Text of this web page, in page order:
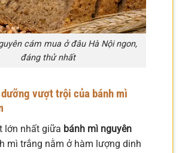
cám mua ở đâu Hà Nội ngon,
đáng thử nhất
vượt trội của bánh mì
lớn nhất giữa bánh mì nguyên
mì trắng nằm ở hàm lượng dinh